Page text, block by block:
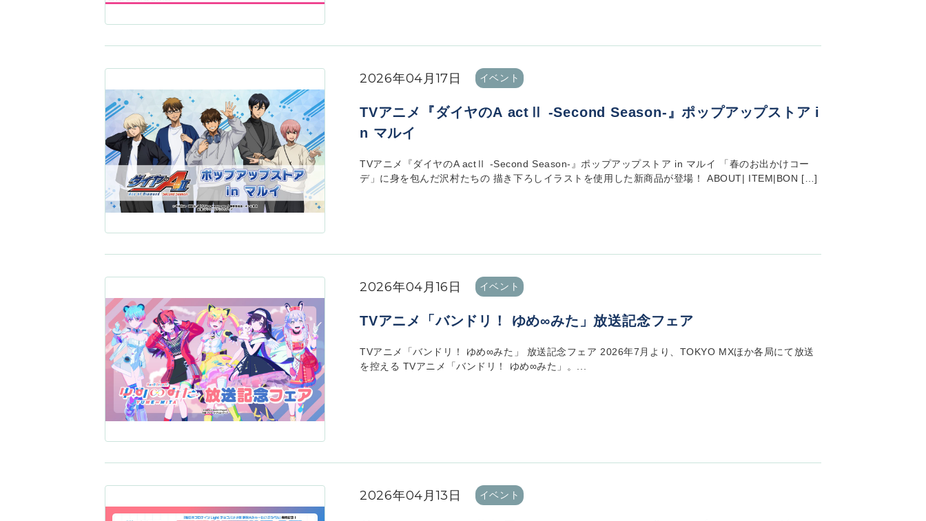
2026年04月17日 イベント
TVアニメ『ダイヤのA actⅡ -Second Season-』ポップアップストア i
n マルイ
TVアニメ『ダイヤのA actⅡ -Second Season-』ポップアップストア in マルイ 「春のお出かけコー
デ」に身を包んだ沢村たちの 描き下ろしイラストを使用した新商品が登場！ ABOUT| ITEM|BON […]
2026年04月16日 イベント
TVアニメ「バンドリ！ ゆめ∞みた」放送記念フェア
TVアニメ「バンドリ！ ゆめ∞みた」 放送記念フェア 2026年7月より、TOKYO MXほか各局にて放送
を控える TVアニメ「バンドリ！ ゆめ∞みた」。...
2026年04月13日 イベント